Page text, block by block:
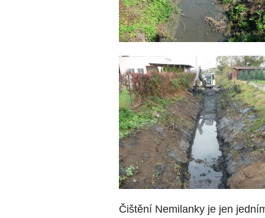
Čištění Nemilanky je jen